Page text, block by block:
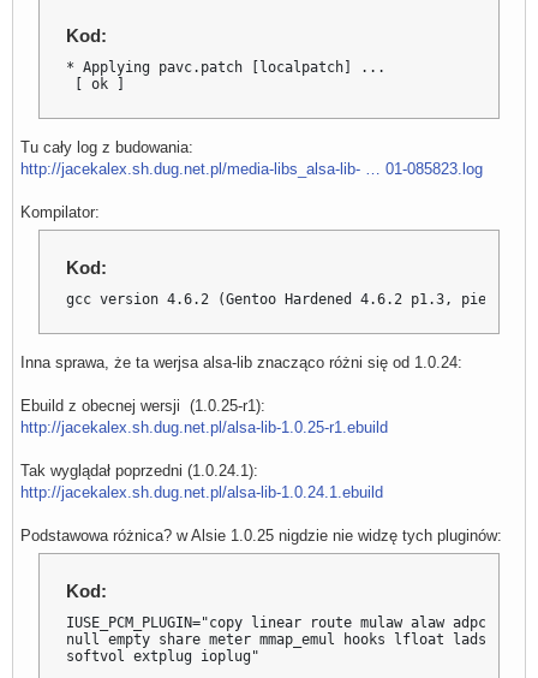
Kod:
* Applying pavc.patch [localpatch] ...
[ ok ]
Tu cały log z budowania:
http://jacekalex.sh.dug.net.pl/media-libs_alsa-lib- … 01-085823.log
Kompilator:
Kod:
gcc version 4.6.2 (Gentoo Hardened 4.6.2 p1.3, pie-
Inna sprawa, że ta werjsa alsa-lib znacząco różni się od 1.0.24:
Ebuild z obecnej wersji (1.0.25-r1):
http://jacekalex.sh.dug.net.pl/alsa-lib-1.0.25-r1.ebuild
Tak wyglądał poprzedni (1.0.24.1):
http://jacekalex.sh.dug.net.pl/alsa-lib-1.0.24.1.ebuild
Podstawowa różnica? w Alsie 1.0.25 nigdzie nie widzę tych pluginów:
Kod:
IUSE_PCM_PLUGIN="copy linear route mulaw alaw adpcm
null empty share meter mmap_emul hooks lfloat ladspa
softvol extplug ioplug"